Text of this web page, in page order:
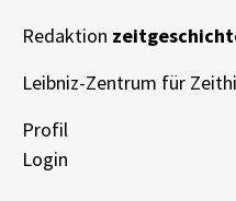
Redaktion
Leibniz-Zentrum für
Profil
Login